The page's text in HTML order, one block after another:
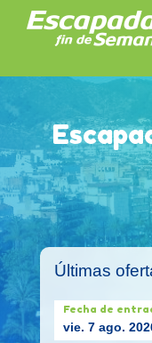
Últimas
Fecha de
vie. 7 ago.